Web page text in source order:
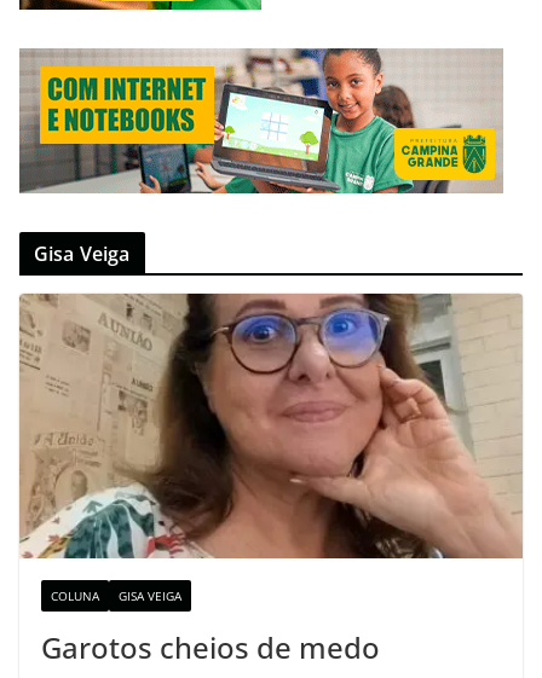
Gisa Veiga
COLUNA GISA VEIGA
Garotos cheios de medo